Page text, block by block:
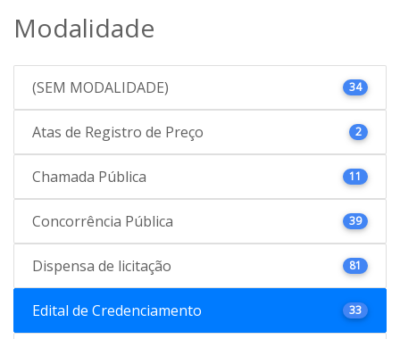
Modalidade
(SEM MODALIDADE) 34
Atas de Registro de Preço 2
Chamada Pública 11
Concorrência Pública 39
Dispensa de licitação 81
Edital de Credenciamento 33